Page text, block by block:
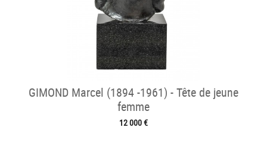
GIMOND Marcel (1894 -1961) - Tête de jeune
femme
12 000 €